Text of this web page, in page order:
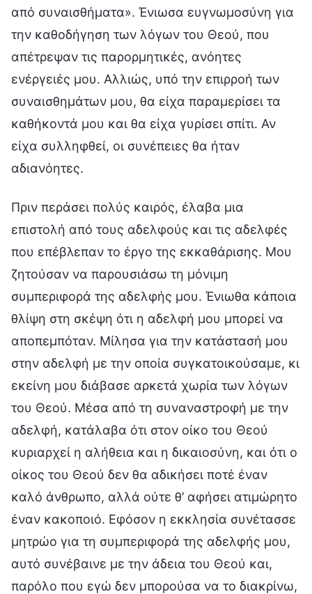
από συναισθήματα». Ένιωσα ευγνωμοσύνη για
την καθοδήγηση των λόγων του Θεού, που
απέτρεψαν τις παρορμητικές, ανόητες
ενέργειές μου. Αλλιώς, υπό την επιρροή των
συναισθημάτων μου, θα είχα παραμερίσει τα
καθήκοντά μου και θα είχα γυρίσει σπίτι. Αν
είχα συλληφθεί, οι συνέπειες θα ήταν
αδιανόητες.
Πριν περάσει πολύς καιρός, έλαβα μια
επιστολή από τους αδελφούς και τις αδελφές
που επέβλεπαν το έργο της εκκαθάρισης. Μου
ζητούσαν να παρουσιάσω τη μόνιμη
συμπεριφορά της αδελφής μου. Ένιωθα κάποια
θλίψη στη σκέψη ότι η αδελφή μου μπορεί να
αποπεμπόταν. Μίλησα για την κατάστασή μου
στην αδελφή με την οποία συγκατοικούσαμε, κι
εκείνη μου διάβασε αρκετά χωρία των λόγων
του Θεού. Μέσα από τη συναναστροφή με την
αδελφή, κατάλαβα ότι στον οίκο του Θεού
κυριαρχεί η αλήθεια και η δικαιοσύνη, και ότι ο
οίκος του Θεού δεν θα αδικήσει ποτέ έναν
καλό άνθρωπο, αλλά ούτε θ’ αφήσει ατιμώρητο
έναν κακοποιό. Εφόσον η εκκλησία συνέτασσε
μητρώο για τη συμπεριφορά της αδελφής μου,
αυτό συνέβαινε με την άδεια του Θεού και,
παρόλο που εγώ δεν μπορούσα να το διακρίνω,